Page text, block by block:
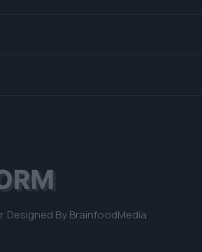
Designed ByBrainfoodMedia